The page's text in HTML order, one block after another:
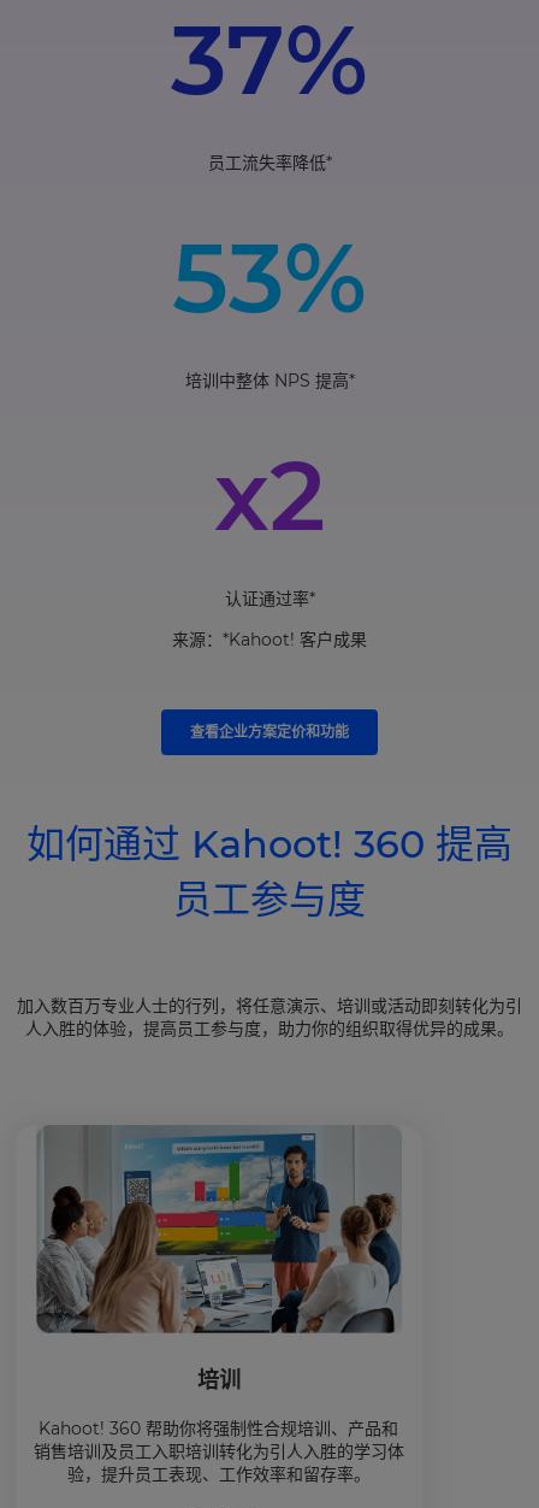
37%
员工流失率降低*
53%
培训中整体 NPS 提高*
x2
认证通过率*
来源：*Kahoot! 客户成果
查看企业方案定价和功能
如何通过 Kahoot! 360 提高
员工参与度
加入数百万专业人士的行列，将任意演示、培训或活动即刻转化为引
人入胜的体验，提高员工参与度，助力你的组织取得优异的成果。
培训
Kahoot! 360 帮助你将强制性合规培训、产品和
销售培训及员工入职培训转化为引人入胜的学习体
验，提升员工表现、工作效率和留存率。